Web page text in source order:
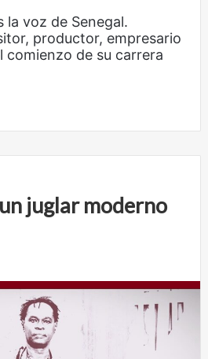
la voz de Senegal.
productor, empresario
comienzo de su carrera
juglar moderno